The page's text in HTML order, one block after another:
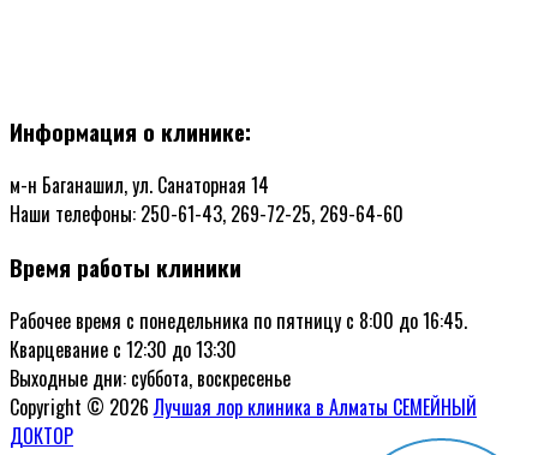
Информация о клинике:
м-н Баганашил, ул. Санаторная 14
Наши телефоны: 250-61-43, 269-72-25, 269-64-60
Время работы клиники
Рабочее время с понедельника по пятницу с 8:00 до 16:45.
Кварцевание с 12:30 до 13:30
Выходные дни: суббота, воскресенье
Copyright © 2026Лучшая лор клиника в Алматы СЕМЕЙНЫЙ
ДОКТОР